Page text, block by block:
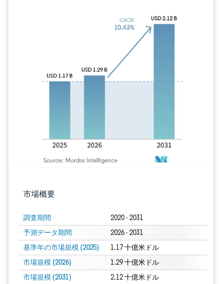
市場概要
調査期間 2020 - 2031
予測データ期間 2026 - 2031
基準年の市場規模 (2025) 1.17 十億米ドル
市場規模 (2026) 1.29 十億米ドル
市場規模 (2031) 2.12 十億米ドル